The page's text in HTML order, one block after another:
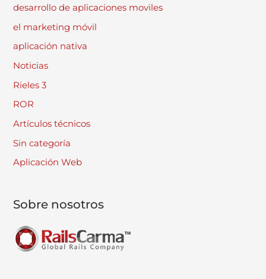
desarrollo de aplicaciones moviles
el marketing móvil
aplicación nativa
Noticias
Rieles 3
ROR
Artículos técnicos
Sin categoría
Aplicación Web
Sobre nosotros